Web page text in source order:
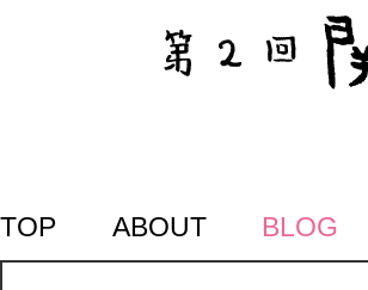
TOP ABOUT BLOG